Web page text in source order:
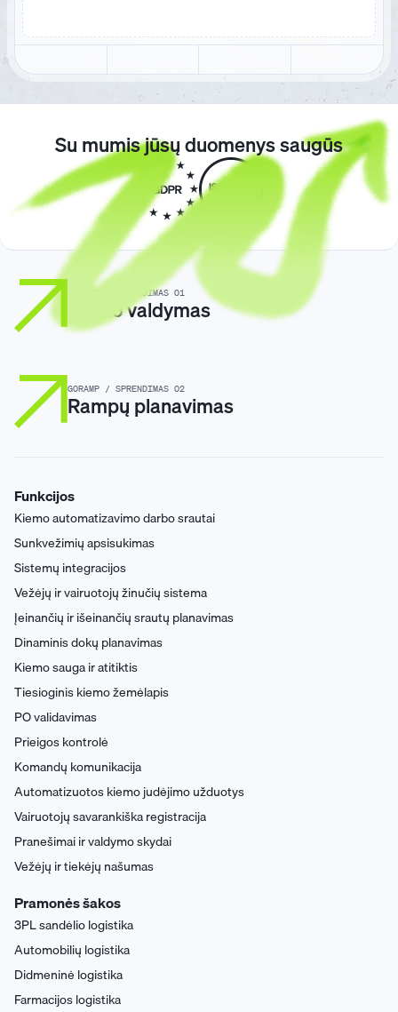
Su mumis jūsų duomenys saugūs
GORAMP / SPRENDIMAS 01
Kiemo valdymas
GORAMP / SPRENDIMAS 02
Rampų planavimas
Funkcijos
Kiemo automatizavimo darbo srautai
Sunkvežimių apsisukimas
Sistemų integracijos
Vežėjų ir vairuotojų žinučių sistema
Įeinančių ir išeinančių srautų planavimas
Dinaminis dokų planavimas
Kiemo sauga ir atitiktis
Tiesioginis kiemo žemėlapis
PO validavimas
Prieigos kontrolė
Komandų komunikacija
Automatizuotos kiemo judėjimo užduotys
Vairuotojų savarankiška registracija
Pranešimai ir valdymo skydai
Vežėjų ir tiekėjų našumas
Pramonės šakos
3PL sandėlio logistika
Automobilių logistika
Didmeninė logistika
Farmacijos logistika